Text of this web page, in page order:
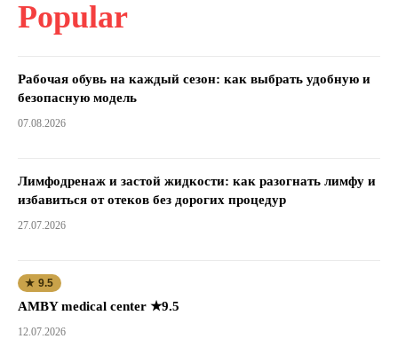
Popular
Рабочая обувь на каждый сезон: как выбрать удобную и
безопасную модель
07.08.2026
Лимфодренаж и застой жидкости: как разогнать лимфу и
избавиться от отеков без дорогих процедур
27.07.2026
★ 9.5
AMBY medical center ★9.5
12.07.2026